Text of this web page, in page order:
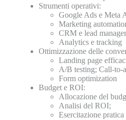
Strumenti operativi:
Google Ads e Meta
Marketing
CRM e lead
Analytics e tracking
Ottimizzazione delle
Landing page
A/B testing; Call-to-
Form optimization
Budget e ROI:
Allocazione del
Analisi del ROI;
Esercitazione pratica